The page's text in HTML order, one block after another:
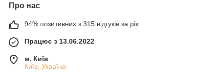
Про нас
94% позитивних з 315 відгуків за рік
Працює з 13.06.2022
м. Київ
Київ, Україна